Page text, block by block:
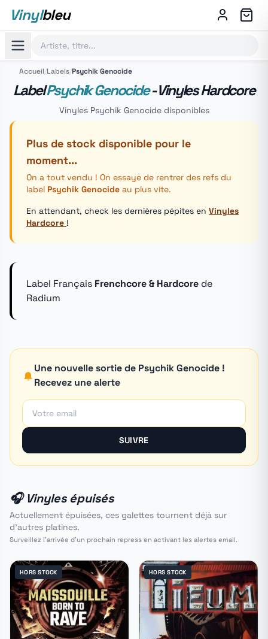
Vinylbleu
Accueil/Labels/Psychik Genocide
LabelPsychik Genocide- Vinyles Hardcore
Vinyles Psychik Genocide disponibles
Plus de stock disponible pour le
moment...
On a tout vendu ! On essaye de rentrer des refs du
label Psychik Genocide au plus vite.
En attendant, check les dernières pépites en Vinyles
Hardcore !
Label Français Frenchcore & Hardcore de
Radium
Une nouvelle sortie de Psychik Genocide !
Recevez une alerte
SUIVRE
🎧 Vinyles épuisés
Actuellement épuisées, ces galettes tournent déjà sur
d'autres platines.
Surveillez l'arrivée d'un prochain repress en activant les alertes email.
HORS STOCK HORS STOCK